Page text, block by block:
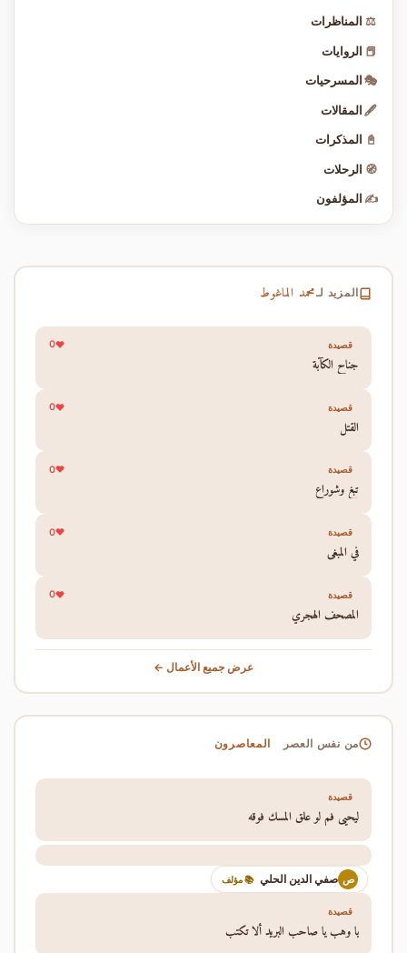
⚖️ المناظرات
📕 الروايات
🎭 المسرحيات
🖋️ المقالات
📓 المذكرات
🧭 الرحلات
✍️ المؤلفون
المزيد لـمحمد الماغوط
قصيدة 0
جناح الكآبة
قصيدة 0
القتل
قصيدة 0
تبغ وشوراع
قصيدة 0
في المبغى
قصيدة 0
المصحف الهجري
عرض جميع الأعمال ←
من نفس العصر المعاصرون
قصيدة
ليحيى فم لو علق المسك فوقه
ص صفي الدين الحلي 📚 مؤلف
قصيدة
يا وهب يا صاحب البريد ألا تكتب